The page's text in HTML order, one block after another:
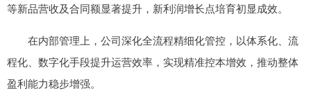
等新品营收及合同额显著提升，新利润增长点培育初显成效。
在内部管理上，公司深化全流程精细化管控，以体系化、流
程化、数字化手段提升运营效率，实现精准控本增效，推动整体
盈利能力稳步增强。